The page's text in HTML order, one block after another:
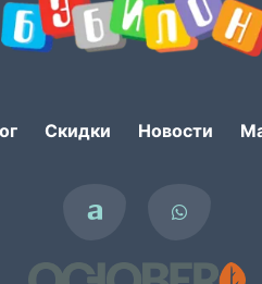
Скидки Новости